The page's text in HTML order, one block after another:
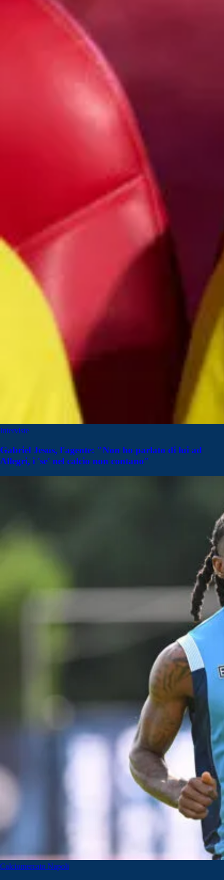
Interviste
Gabriel Jesus, l'agente: "Non ho parlato di lui ad
Allegri, i 'se' nel calcio non contano"
Calciomercato Napoli